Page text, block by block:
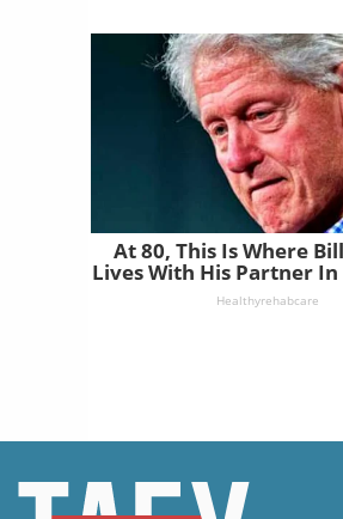
At 80, This Is Where
Lives With His Partner
Healthyrehabcare